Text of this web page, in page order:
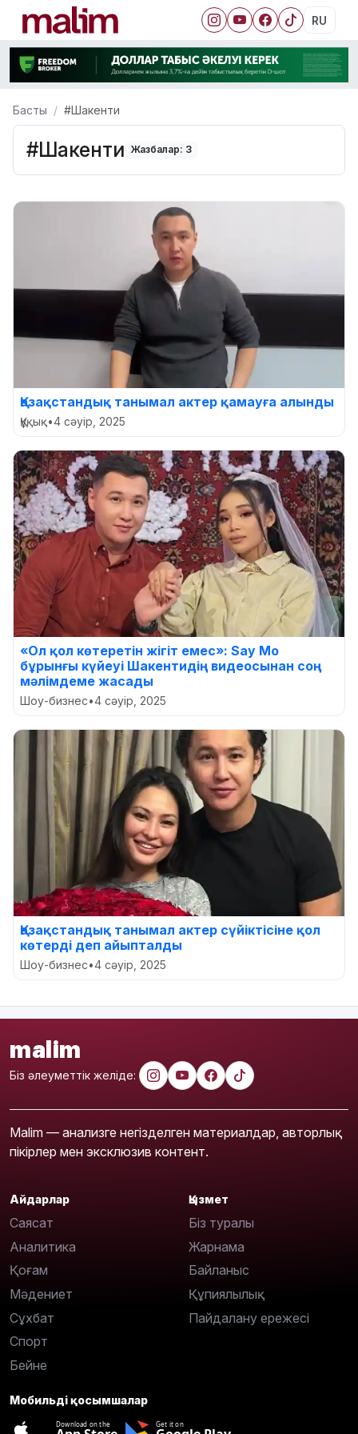
RU
Басты #Шакенти
#Шакенти Жазбалар: 3
Қазақстандық танымал актер қамауға алынды
Құқық•4 сәуір, 2025
«Ол қол көтеретін жігіт емес»: Say Mo
бұрынғы күйеуі Шакентидің видеосынан соң
мәлімдеме жасады
Шоу-бизнес•4 сәуір, 2025
Қазақстандық танымал актер сүйіктісіне қол
көтерді деп айыпталды
Шоу-бизнес•4 сәуір, 2025
malim
Біз әлеуметтік желіде:
Malim — анализге негізделген материалдар, авторлық
пікірлер мен эксклюзив контент.
Айдарлар
Саясат
Аналитика
Қоғам
Мәдениет
Сұхбат
Спорт
Бейне
Қызмет
Біз туралы
Жарнама
Байланыс
Құпиялылық
Пайдалану ережесі
Мобильді қосымшалар
Download on the Get it on